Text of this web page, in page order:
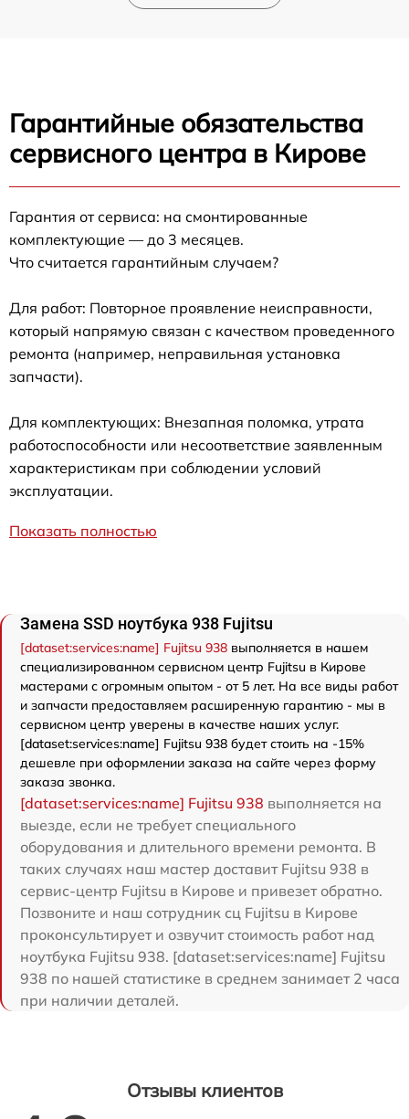
Гарантийные обязательства
сервисного центра в Кирове
Гарантия от сервиса: на смонтированные
комплектующие — до 3 месяцев.
Что считается гарантийным случаем?
Для работ: Повторное проявление неисправности,
который напрямую связан с качеством проведенного
ремонта (например, неправильная установка
запчасти).
Для комплектующих: Внезапная поломка, утрата
работоспособности или несоответствие заявленным
характеристикам при соблюдении условий
эксплуатации.
Показать полностью
Замена SSD ноутбука 938 Fujitsu
[dataset:services:name] Fujitsu 938 выполняется в нашем
специализированном сервисном центр Fujitsu в Кирове
мастерами с огромным опытом - от 5 лет. На все виды работ
и запчасти предоставляем расширенную гарантию - мы в
сервисном центр уверены в качестве наших услуг.
[dataset:services:name] Fujitsu 938 будет стоить на -15%
дешевле при оформлении заказа на сайте через форму
заказа звонка.
[dataset:services:name] Fujitsu 938 выполняется на
выезде, если не требует специального
оборудования и длительного времени ремонта. В
таких случаях наш мастер доставит Fujitsu 938 в
сервис-центр Fujitsu в Кирове и привезет обратно.
Позвоните и наш сотрудник сц Fujitsu в Кирове
проконсультирует и озвучит стоимость работ над
ноутбука Fujitsu 938. [dataset:services:name] Fujitsu
938 по нашей статистике в среднем занимает 2 часа
при наличии деталей.
Отзывы клиентов